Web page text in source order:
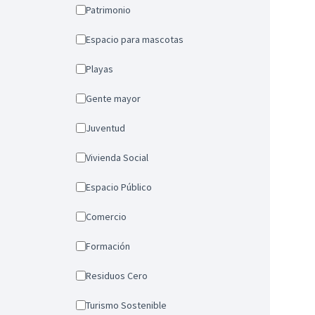
Patrimonio
Espacio para mascotas
Playas
Gente mayor
Juventud
Vivienda Social
Espacio Público
Comercio
Formación
Residuos Cero
Turismo Sostenible